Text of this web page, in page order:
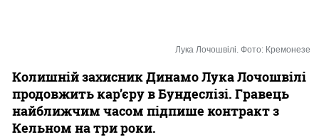
Лука Лочошвілі. Фото: Кремонезе
Колишній захисник Динамо Лука Лочошвілі
продовжить кар’єру в Бундеслізі. Гравець
найближчим часом підпише контракт з
Кельном на три роки.